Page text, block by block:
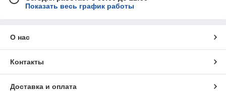
Показать весь график работы
О нас
Контакты
Доставка и оплата